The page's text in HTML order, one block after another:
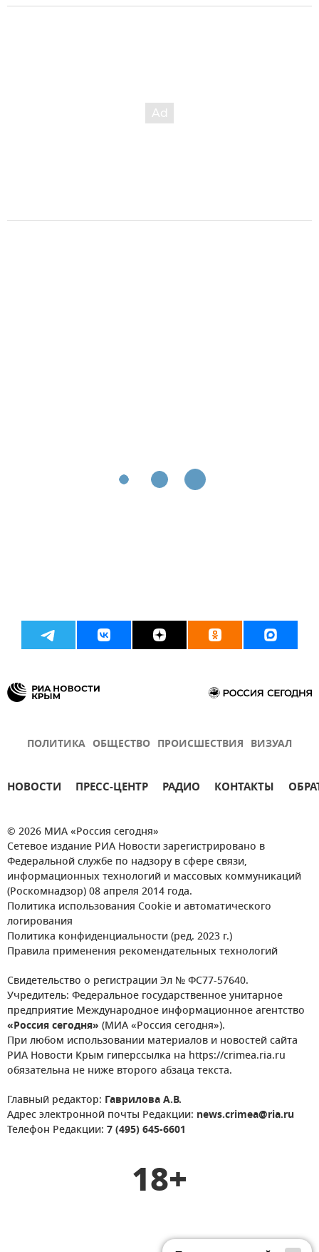
ПОЛИТИКА ОБЩЕСТВО ПРОИСШЕСТВИЯ ВИЗУАЛ
НОВОСТИ ПРЕСС-ЦЕНТР РАДИО КОНТАКТЫ
© 2026 МИА «Россия сегодня»
Сетевое издание РИА Новости зарегистрировано в
Федеральной службе по надзору в сфере связи,
информационных технологий и массовых коммуникаций
(Роскомнадзор) 08 апреля 2014 года.
Политика использования Cookie и автоматического
логирования
Политика конфиденциальности (ред. 2023 г.)
Правила применения рекомендательных технологий
Свидетельство о регистрации Эл № ФС77-57640.
Учредитель: Федеральное государственное унитарное
предприятие Международное информационное агентство
«Россия сегодня» (МИА «Россия сегодня»).
При любом использовании материалов и новостей сайта
РИА Новости Крым гиперссылка на https://crimea.ria.ru
обязательна не ниже второго абзаца текста.
Главный редактор: Гаврилова А.В.
Адрес электронной почты Редакции: news.crimea@ria.ru
Телефон Редакции: 7 (495) 645-6601
18+